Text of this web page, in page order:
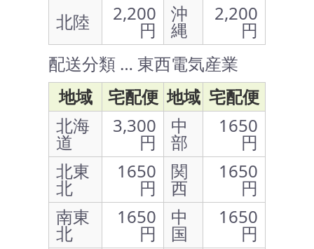
北陸
2,200
円
沖
縄
2,200
円
配送分類 … 東西電気産業
地域
宅配便 地域 宅配便
北海
道
3,300
円
中
部
1650
円
北東
北
1650
円
関
西
1650
円
南東
北
1650
円
中
国
1650
円